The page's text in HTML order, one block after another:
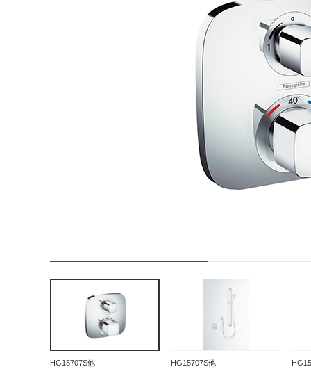
HG15707S他 HG15707S他